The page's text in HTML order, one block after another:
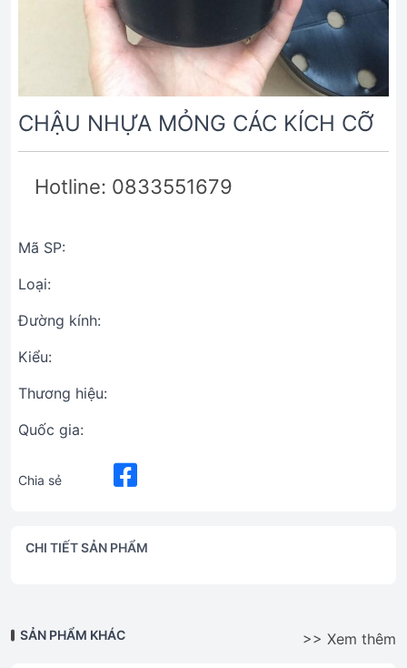
CHẬU NHỰA MỎNG CÁC KÍCH CỠ
Hotline: 0833551679
Mã SP:
Loại:
Đường kính:
Kiểu:
Thương hiệu:
Quốc gia:
Chia sẻ
CHI TIẾT SẢN PHẨM
SẢN PHẨM KHÁC >> Xem thêm